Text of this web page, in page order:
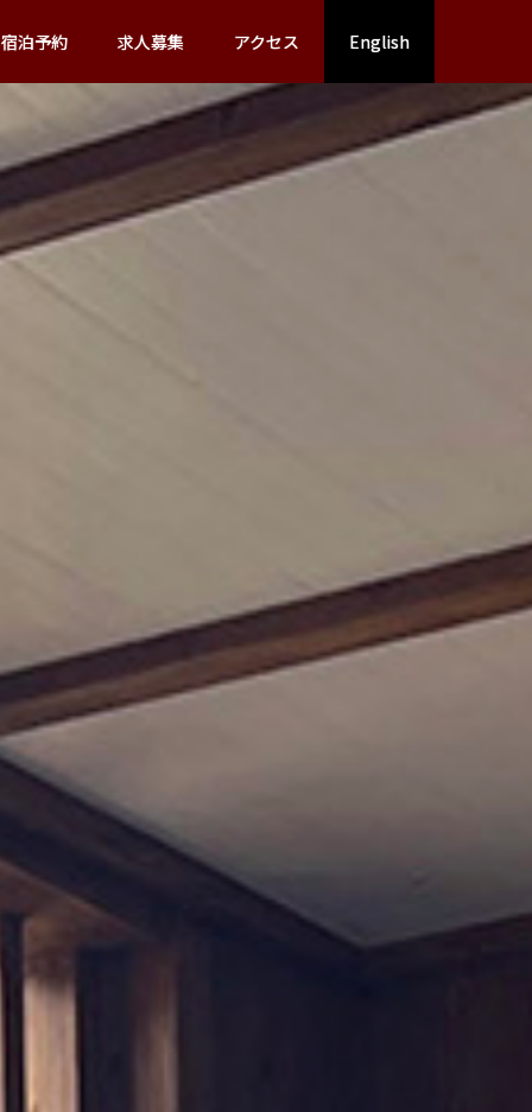
宿泊予約 求人募集 アクセス English